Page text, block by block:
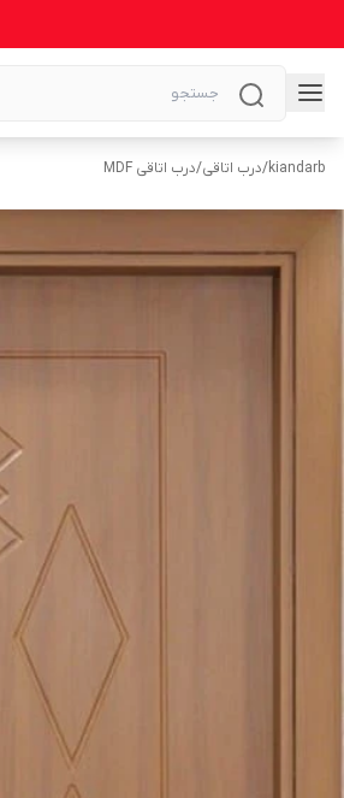
kiandarb
/درب اتاقی/درب اتاقی MDF